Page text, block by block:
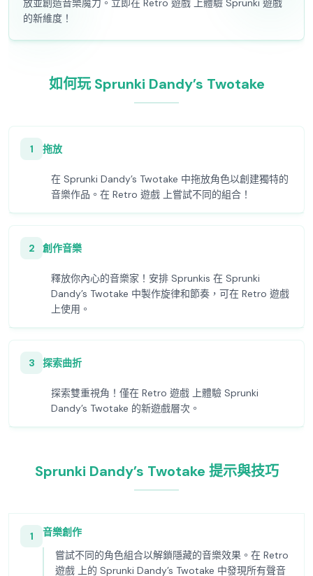
放並創造音樂魔力。立即在 Retro 遊戲 上體驗 Sprunki 遊戲
的新維度！
如何玩 Sprunki Dandy’s Twotake
1 拖放
在 Sprunki Dandy’s Twotake 中拖放角色以創建獨特的
音樂作品。在 Retro 遊戲 上嘗試不同的組合！
2 創作音樂
釋放你內心的音樂家！安排 Sprunkis 在 Sprunki
Dandy’s Twotake 中製作旋律和節奏，可在 Retro 遊戲
上使用。
3 探索曲折
探索雙重視角！僅在 Retro 遊戲 上體驗 Sprunki
Dandy’s Twotake 的新遊戲層次。
Sprunki Dandy’s Twotake 提示與技巧
1
音樂創作
嘗試不同的角色組合以解鎖隱藏的音樂效果。在 Retro
遊戲 上的 Sprunki Dandy’s Twotake 中發現所有聲音